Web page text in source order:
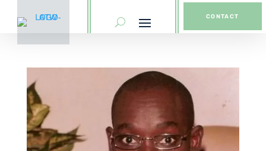
CONTACT